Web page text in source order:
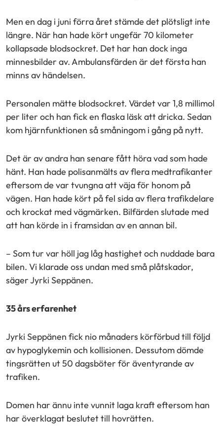
Men en dag i juni förra året stämde det plötsligt inte
längre. När han hade kört ungefär 70 kilometer
kollapsade blodsockret. Det har han dock inga
minnesbilder av. Ambulansfärden är det första han
minns av händelsen.
Personalen mätte blodsockret. Värdet var 1,8 millimol
per liter och han fick en flaska läsk att dricka. Sedan
kom hjärnfunktionen så småningom i gång på nytt.
Det är av andra han senare fått höra vad som hade
hänt. Han hade polisanmälts av flera medtrafikanter
eftersom de var tvungna att väja för honom på
vägen. Han hade kört på fel sida av flera trafikdelare
och krockat med vägmärken. Bilfärden slutade med
att han körde in i framsidan av en annan bil.
– Som tur var höll jag låg hastighet och nuddade bara
bilen. Vi klarade oss undan med små plåtskador,
säger Jyrki Seppänen.
35 års erfarenhet
Jyrki Seppänen fick nio månaders körförbud till följd
av hypoglykemin och kollisionen. Dessutom dömde
tingsrätten ut 50 dagsböter för äventyrande av
trafiken.
Domen har ännu inte vunnit laga kraft eftersom han
har överklagat beslutet till hovrätten.